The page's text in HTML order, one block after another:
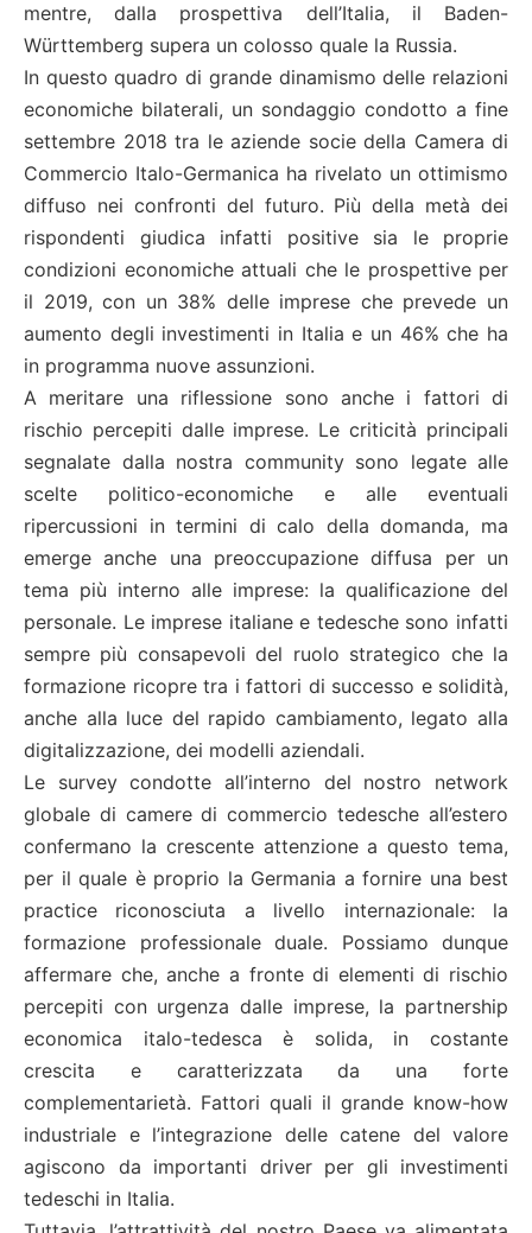
mentre, dalla prospettiva dell’Italia, il Baden-
Württemberg supera un colosso quale la Russia.
In questo quadro di grande dinamismo delle relazioni
economiche bilaterali, un sondaggio condotto a fine
settembre 2018 tra le aziende socie della Camera di
Commercio Italo-Germanica ha rivelato un ottimismo
diffuso nei confronti del futuro. Più della metà dei
rispondenti giudica infatti positive sia le proprie
condizioni economiche attuali che le prospettive per
il 2019, con un 38% delle imprese che prevede un
aumento degli investimenti in Italia e un 46% che ha
in programma nuove assunzioni.
A meritare una riflessione sono anche i fattori di
rischio percepiti dalle imprese. Le criticità principali
segnalate dalla nostra community sono legate alle
scelte politico-economiche e alle eventuali
ripercussioni in termini di calo della domanda, ma
emerge anche una preoccupazione diffusa per un
tema più interno alle imprese: la qualificazione del
personale. Le imprese italiane e tedesche sono infatti
sempre più consapevoli del ruolo strategico che la
formazione ricopre tra i fattori di successo e solidità,
anche alla luce del rapido cambiamento, legato alla
digitalizzazione, dei modelli aziendali.
Le survey condotte all’interno del nostro network
globale di camere di commercio tedesche all’estero
confermano la crescente attenzione a questo tema,
per il quale è proprio la Germania a fornire una best
practice riconosciuta a livello internazionale: la
formazione professionale duale. Possiamo dunque
affermare che, anche a fronte di elementi di rischio
percepiti con urgenza dalle imprese, la partnership
economica italo-tedesca è solida, in costante
crescita e caratterizzata da una forte
complementarietà. Fattori quali il grande know-how
industriale e l’integrazione delle catene del valore
agiscono da importanti driver per gli investimenti
tedeschi in Italia.